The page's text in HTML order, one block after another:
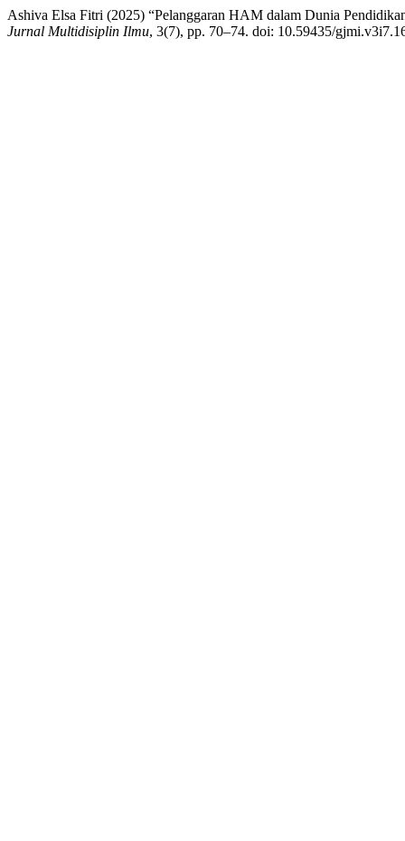
Ashiva Elsa Fitri (2025) “Pelanggaran HAM dalam Dunia
Jurnal Multidisiplin Ilmu, 3(7), pp. 70–74. doi: 10.59435/